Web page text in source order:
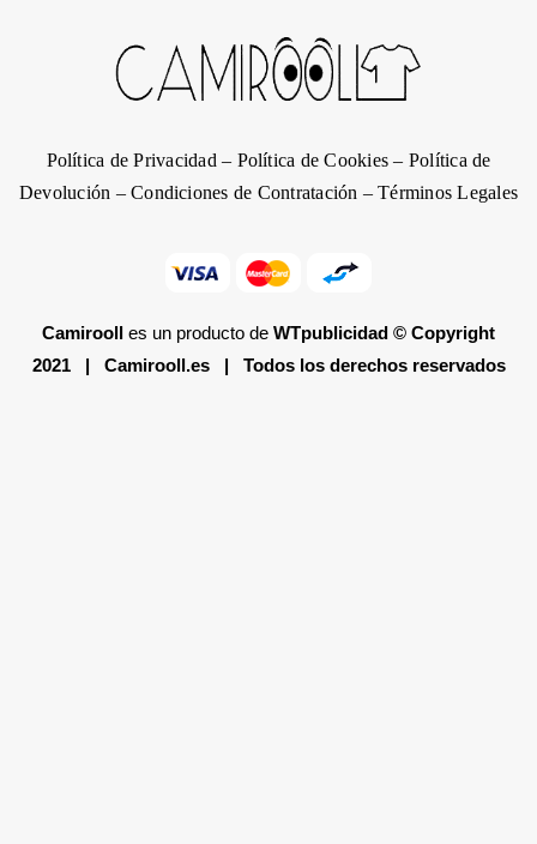
Política de Privacidad – Política de Cookies – Política de
Devolución –Condiciones de Contratación –Términos Legales
Camirooll es un producto de WTpublicidad © Copyright
2021 | Camirooll.es| Todos los derechos reservados